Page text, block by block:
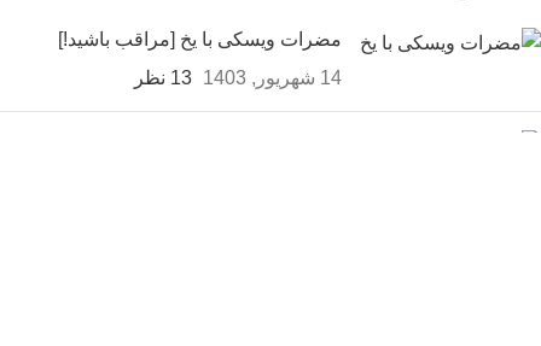
مضرات ویسکی با یخ [مراقب باشید!]
14 شهریور, 1403
13 نظر